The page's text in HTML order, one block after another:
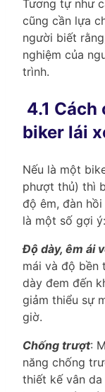
Tương tự như
cũng cần lựa
người biết
nghiệm của
trình.
4.1
biker lái
Nếu là một
phượt thủ) thì
độ êm, đàn
là một số gợi ý:
Độ dày, êm ái
mái và độ bền
dày đem đến
giảm thiểu sự
giờ.
Chống trượt:
năng chống
thiết kế vân